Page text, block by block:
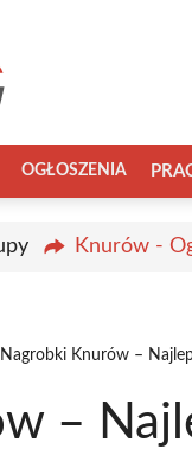
OGŁOSZENIA
Knurów -
Nagrobki Knurów –
–